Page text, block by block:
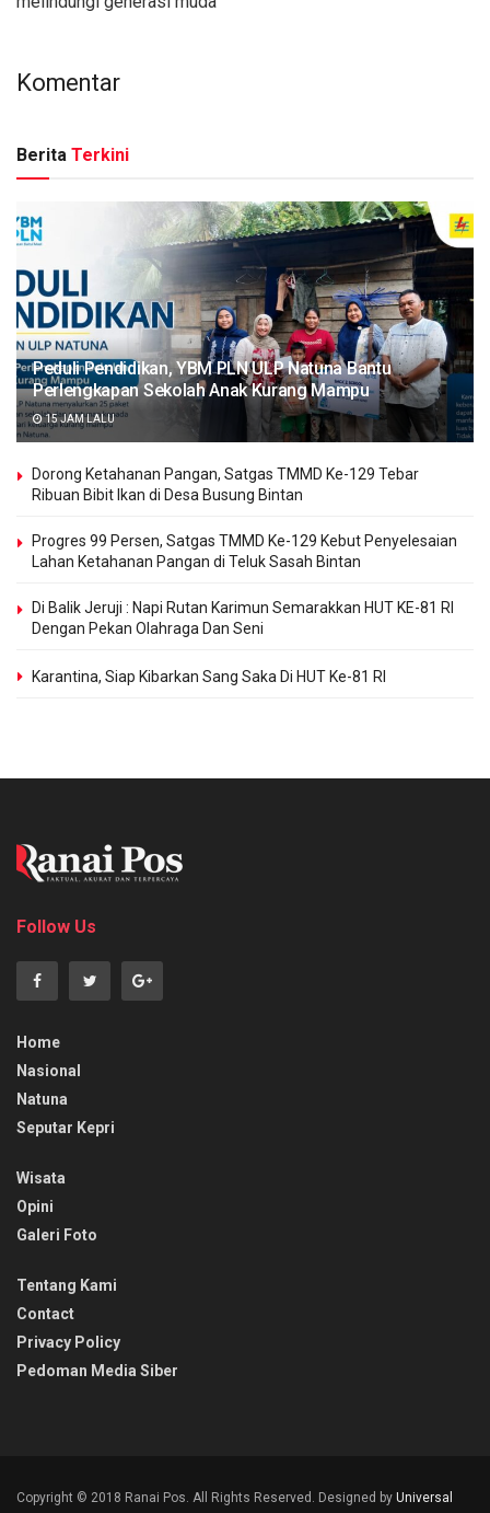
Komentar
Berita Terkini
Peduli Pendidikan, YBM PLN ULP Natuna Bantu
Perlengkapan Sekolah Anak Kurang Mampu
15 JAM LALU
Dorong Ketahanan Pangan, Satgas TMMD Ke-129 Tebar
Ribuan Bibit Ikan di Desa Busung Bintan
Progres 99 Persen, Satgas TMMD Ke-129 Kebut Penyelesaian
Lahan Ketahanan Pangan di Teluk Sasah Bintan
Di Balik Jeruji : Napi Rutan Karimun Semarakkan HUT KE-81 RI
Dengan Pekan Olahraga Dan Seni
Karantina, Siap Kibarkan Sang Saka Di HUT Ke-81 RI
Follow Us
Home
Nasional
Natuna
Seputar Kepri
Wisata
Opini
Galeri Foto
Tentang Kami
Contact
Privacy Policy
Pedoman Media Siber
Copyright © 2018 Ranai Pos. All Rights Reserved. Designed by Universal